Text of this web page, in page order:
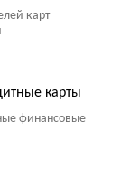
карт
карты
финансовые